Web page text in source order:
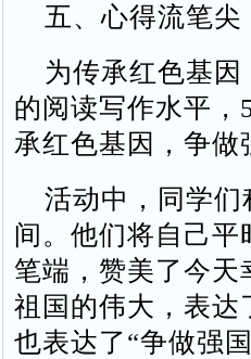
五、心得流笔尖
为传承红色基因
的阅读写作水平，
承红色基因，争做
活动中，同学们
间。他们将自己
笔端，赞美了今天
祖国的伟大，表达
也表达了“争做强